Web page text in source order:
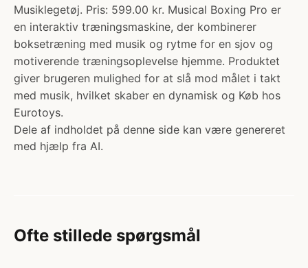
Musiklegetøj. Pris: 599.00 kr. Musical Boxing Pro er
en interaktiv træningsmaskine, der kombinerer
boksetræning med musik og rytme for en sjov og
motiverende træningsoplevelse hjemme. Produktet
giver brugeren mulighed for at slå mod målet i takt
med musik, hvilket skaber en dynamisk og Køb hos
Eurotoys.
Dele af indholdet på denne side kan være genereret
med hjælp fra AI.
Ofte stillede spørgsmål